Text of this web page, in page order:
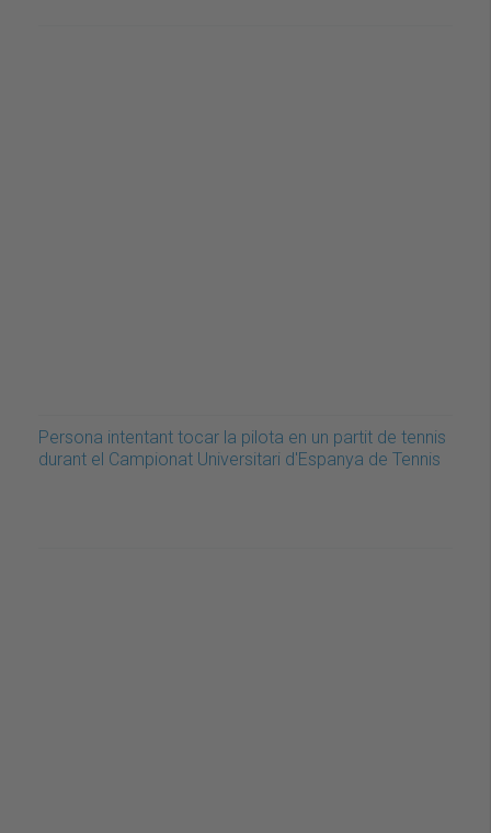
Persona intentant tocar la pilota en un partit de tennis
durant el Campionat Universitari d'Espanya de Tennis